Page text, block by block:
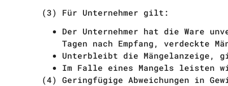
(3) Für Unternehmer gilt:
Der Unternehmer hat die Ware
Tagen nach Empfang, verdeckte
Unterbleibt die Mängelanzeige,
Im Falle eines Mangels leisten
(4) Geringfügige Abweichungen in